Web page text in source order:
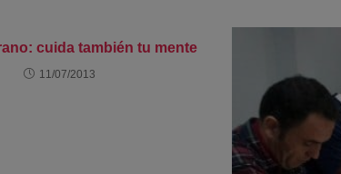
cuida también tu mente
11/07/2013